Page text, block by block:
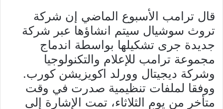
قال ترامب الأسبوع الماضي إن شركة
تروث سوشيال سيتم انشاؤها عبر شركة
جديدة جرى تشكيلها بواسطة اندماج
مجموعة ترامب للإعلام والتكنولوجيا
وشركة ديجيتال وورلد اكويزيشن كورب.
ووفقا لملفات تنظيمية صدرت في وقت
متأخر من يوم الثلاثاء، تمت الإشارة إلى